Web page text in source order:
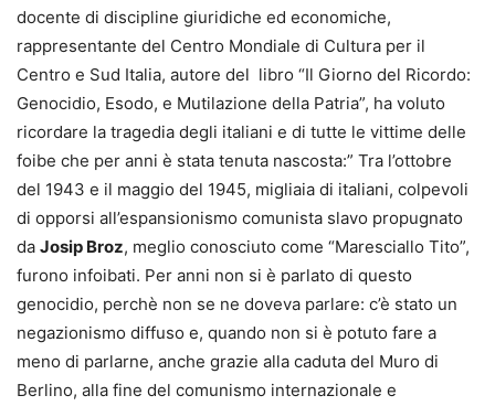
docente di discipline giuridiche ed economiche,
rappresentante del Centro Mondiale di Cultura per il
Centro e Sud Italia, autore del libro “Il Giorno del Ricordo:
Genocidio, Esodo, e Mutilazione della Patria”, ha voluto
ricordare la tragedia degli italiani e di tutte le vittime delle
foibe che per anni è stata tenuta nascosta:” Tra l’ottobre
del 1943 e il maggio del 1945, migliaia di italiani, colpevoli
di opporsi all’espansionismo comunista slavo propugnato
da Josip Broz, meglio conosciuto come “Maresciallo Tito”,
furono infoibati. Per anni non si è parlato di questo
genocidio, perchè non se ne doveva parlare: c’è stato un
negazionismo diffuso e, quando non si è potuto fare a
meno di parlarne, anche grazie alla caduta del Muro di
Berlino, alla fine del comunismo internazionale e